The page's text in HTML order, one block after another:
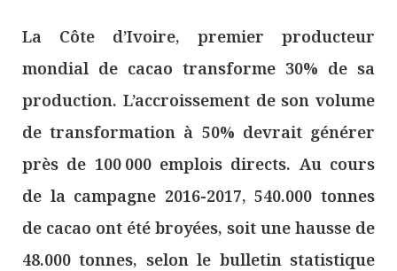
La Côte d’Ivoire, premier producteur
mondial de cacao transforme 30% de sa
production. L’accroissement de son volume
de transformation à 50% devrait générer
près de 100 000 emplois directs. Au cours
de la campagne 2016-2017, 540.000 tonnes
de cacao ont été broyées, soit une hausse de
48.000 tonnes, selon le bulletin statistique